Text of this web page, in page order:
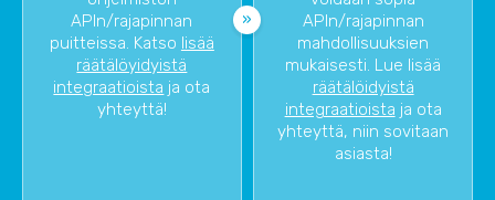
APIn/rajapinnan
puitteissa. Katso lisää
räätälöyidyistä
integraatioista ja ota
yhteyttä!
APIn/rajapinnan
mahdollisuuksien
mukaisesti. Lue lisää
räätälöidyistä
integraatioista ja ota
yhteyttä, niin sovitaan
asiasta!